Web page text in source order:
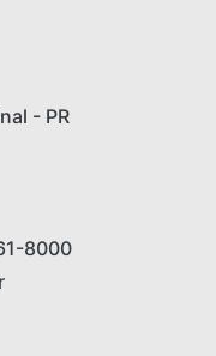
- PR
8000